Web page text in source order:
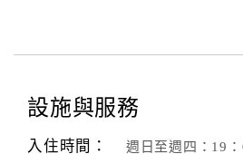
旅
伴
計
設施與服務
入住時間：
週日至週四：19